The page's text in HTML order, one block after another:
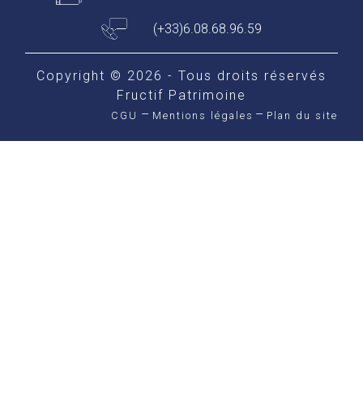
(+33)6.08.68.96.59
Copyright © 2026 - Tous droits réservés
Fructif Patrimoine
CGU Mentions légales Plan du site